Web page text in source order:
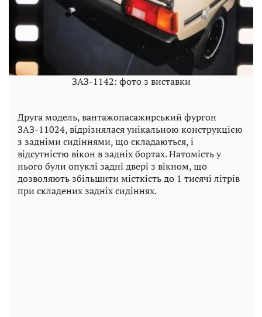
ЗАЗ-1142: фото з виставки
Друга модель, вантажопасажирський фургон
ЗАЗ-11024, відрізнялася унікальною конструкцією
з задніми сидіннями, що складаються, і
відсутністю вікон в задніх бортах. Натомість у
нього були опуклі задні двері з вікном, що
дозволяють збільшити місткість до 1 тисячі літрів
при складених задніх сидіннях.